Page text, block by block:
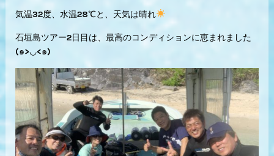
気温32度、水温28℃と、天気は晴れ
石垣島ツアー2日目は、最高のコンディションに恵まれました
(๑>◡<๑)